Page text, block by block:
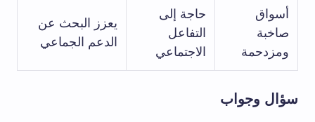
أسواق
صاخبة
ومزدحمة
حاجة إلى
التفاعل
الاجتماعي
يعزز البحث عن
الدعم الجماعي
سؤال وجواب